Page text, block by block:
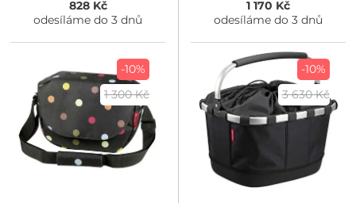
828 Kč
odesíláme do 3 dnů
1 170 Kč
odesíláme do 3 dnů
-10%
1 300 Kč
-10%
3 630 Kč